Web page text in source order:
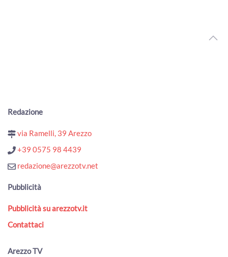
Redazione
via Ramelli, 39 Arezzo
+39 0575 98 4439
redazione@arezzotv.net
Pubblicità
Pubblicità su arezzotv.it
Contattaci
Arezzo TV